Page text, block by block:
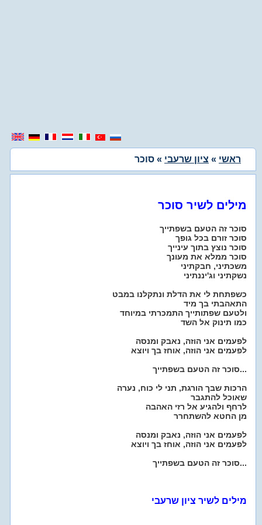
ראשי » ציון שרעבי » סוכר
מילים לשיר סוכר
סוכר זה הטעם בשפתייך
סוכר זורם בכל גופך
סוכר נוצץ בתוך עינייך
סוכר ממלא את מעונך
משכתיני, חבקתיני
נשקתיני וג'יננתיני
כשפתחת לי את הדלת ונתקלנו במבט
התאהבתי בך מיד
ולטעם שפתותייך התמכרתי במיוחד
כמו תינוק אל השד
לפעמים אני הוזה, נאבק ומנסה
לפעמים אני הוזה, אוחז בך ויוצא
סוכר זה הטעם בשפתייך...
הרכות שבך הורגת, תני לי כוח, נערה
שאוכל להתגבר
לרחף ולהגיע אל רזי האהבה
מן החטא להשתחרר
לפעמים אני הוזה, נאבק ומנסה
לפעמים אני הוזה, אוחז בך ויוצא
סוכר זה הטעם בשפתייך...
מילים לשיר ציון שרעבי